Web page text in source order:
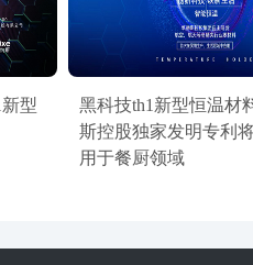
型
黑科技th1新型恒温材
斯控股独家发明专利
用于餐厨领域